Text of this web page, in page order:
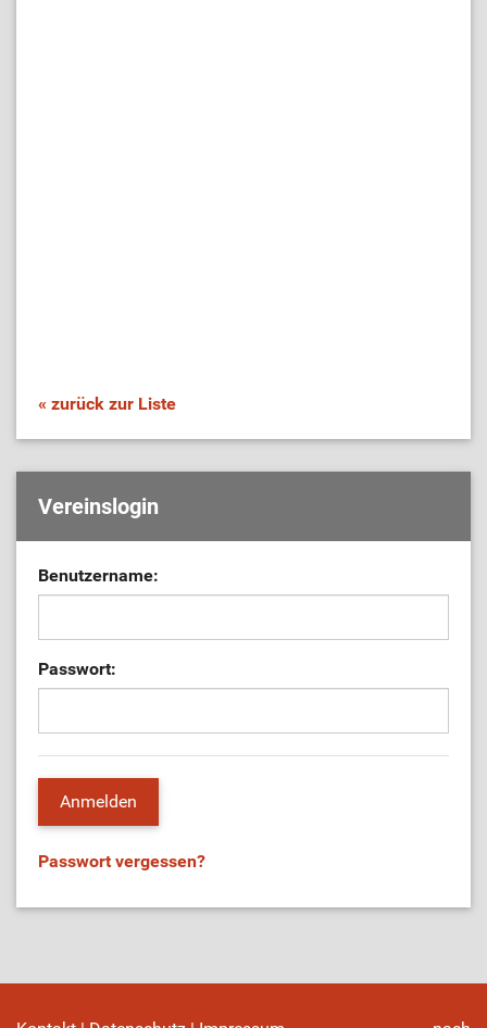
« zurück zur Liste
Vereinslogin
Benutzername:
Passwort:
Passwort vergessen?